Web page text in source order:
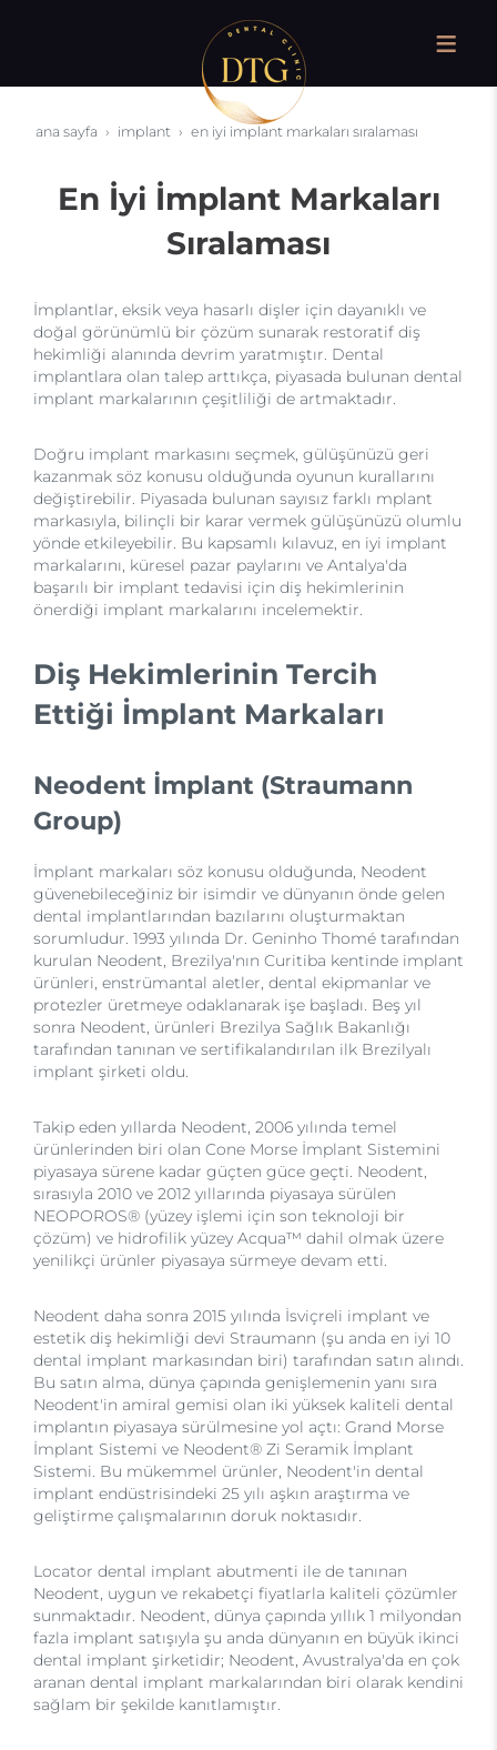
ana sayfa i̇mplant en i̇yi i̇mplant markaları sıralaması
En İyi İmplant Markaları
Sıralaması
İmplantlar, eksik veya hasarlı dişler için dayanıklı ve
doğal görünümlü bir çözüm sunarak restoratif diş
hekimliği alanında devrim yaratmıştır. Dental
implantlara olan talep arttıkça, piyasada bulunan dental
implant markalarının çeşitliliği de artmaktadır.
Doğru implant markasını seçmek, gülüşünüzü geri
kazanmak söz konusu olduğunda oyunun kurallarını
değiştirebilir. Piyasada bulunan sayısız farklı mplant
markasıyla, bilinçli bir karar vermek gülüşünüzü olumlu
yönde etkileyebilir. Bu kapsamlı kılavuz, en iyi implant
markalarını, küresel pazar paylarını ve Antalya'da
başarılı bir implant tedavisi için diş hekimlerinin
önerdiği implant markalarını incelemektir.
Diş Hekimlerinin Tercih
Ettiği İmplant Markaları
Neodent İmplant (Straumann
Group)
İmplant markaları söz konusu olduğunda, Neodent
güvenebileceğiniz bir isimdir ve dünyanın önde gelen
dental implantlarından bazılarını oluşturmaktan
sorumludur. 1993 yılında Dr. Geninho Thomé tarafından
kurulan Neodent, Brezilya'nın Curitiba kentinde implant
ürünleri, enstrümantal aletler, dental ekipmanlar ve
protezler üretmeye odaklanarak işe başladı. Beş yıl
sonra Neodent, ürünleri Brezilya Sağlık Bakanlığı
tarafından tanınan ve sertifikalandırılan ilk Brezilyalı
implant şirketi oldu.
Takip eden yıllarda Neodent, 2006 yılında temel
ürünlerinden biri olan Cone Morse İmplant Sistemini
piyasaya sürene kadar güçten güce geçti. Neodent,
sırasıyla 2010 ve 2012 yıllarında piyasaya sürülen
NEOPOROS® (yüzey işlemi için son teknoloji bir
çözüm) ve hidrofilik yüzey Acqua™ dahil olmak üzere
yenilikçi ürünler piyasaya sürmeye devam etti.
Neodent daha sonra 2015 yılında İsviçreli implant ve
estetik diş hekimliği devi Straumann (şu anda en iyi 10
dental implant markasından biri) tarafından satın alındı.
Bu satın alma, dünya çapında genişlemenin yanı sıra
Neodent'in amiral gemisi olan iki yüksek kaliteli dental
implantın piyasaya sürülmesine yol açtı: Grand Morse
İmplant Sistemi ve Neodent® Zi Seramik İmplant
Sistemi. Bu mükemmel ürünler, Neodent'in dental
implant endüstrisindeki 25 yılı aşkın araştırma ve
geliştirme çalışmalarının doruk noktasıdır.
Locator dental implant abutmenti ile de tanınan
Neodent, uygun ve rekabetçi fiyatlarla kaliteli çözümler
sunmaktadır. Neodent, dünya çapında yıllık 1 milyondan
fazla implant satışıyla şu anda dünyanın en büyük ikinci
dental implant şirketidir; Neodent, Avustralya'da en çok
aranan dental implant markalarından biri olarak kendini
sağlam bir şekilde kanıtlamıştır.